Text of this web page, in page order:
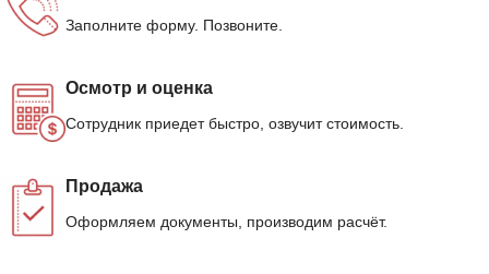
Заполните форму. Позвоните.
Осмотр и оценка
Сотрудник приедет быстро, озвучит стоимость.
Продажа
Оформляем документы, производим расчёт.